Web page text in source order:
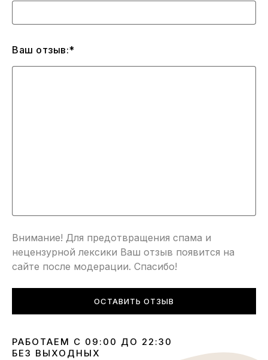
Ваш отзыв:*
Внимание! Для предотвращения спама и
нецензурной лексики Ваш отзыв появится на
сайте после модерации. Спасибо!
ОСТАВИТЬ ОТЗЫВ
РАБОТАЕМ С 09:00 ДО 22:30
БЕЗ ВЫХОДНЫХ